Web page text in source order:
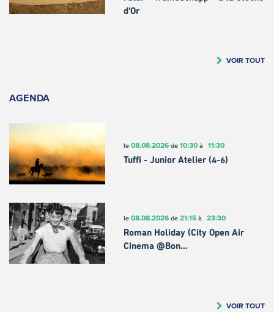
d’Or
VOIR TOUT
AGENDA
le 08.08.2026de 10:30à 11:30
Tuffi - Junior Atelier (4-6)
le 08.08.2026de 21:15à 23:30
Roman Holiday (City Open Air
Cinema @Bon…
VOIR TOUT